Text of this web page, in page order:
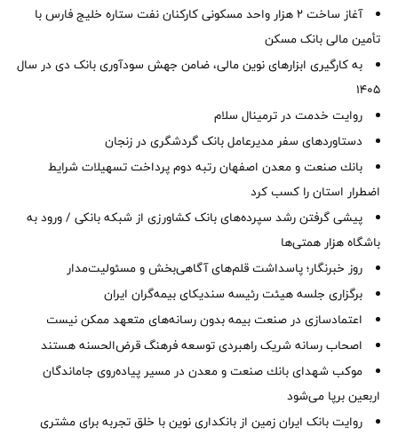
آغاز ساخت ۲ هزار واحد مسکونی کارکنان نفت ستاره خلیج فارس با
تأمین مالی بانک مسکن
به کارگیری ابزارهای نوین مالی، ضامن جهش سودآوری بانک دی در سال
1405
روایت خدمت در ترمینال سلام
دستاوردهای سفر مدیرعامل بانک گردشگری در زنجان
بانك صنعت و معدن اصفهان رتبه دوم پرداخت تسهیلات شرایط
اضطرار استان را كسب كرد
پیشی گرفتن رشد سپرده‌های بانک کشاورزی از شبکه بانکی / ورود به
باشگاه هزار همتی‌ها
روز خبرنگار؛ پاسداشت قلم‌های آگاهی‌بخش و مسئولیت‌مدار
برگزاری جلسه هیئت رئیسه سندیکای بیمه‌گران ایران
اعتمادسازی در صنعت بیمه بدون رسانه‌های متعهد ممکن نیست
اصحاب رسانه شریک راهبردی توسعه فرهنگ قرض‌الحسنه هستند
موكب شهدای بانك صنعت و معدن در مسیر پیاده‌روی جاماندگان
اربعین برپا می‌شود
روایت بانک ایران زمین از بانکداری نوین با خلق تجربه برای مشتری